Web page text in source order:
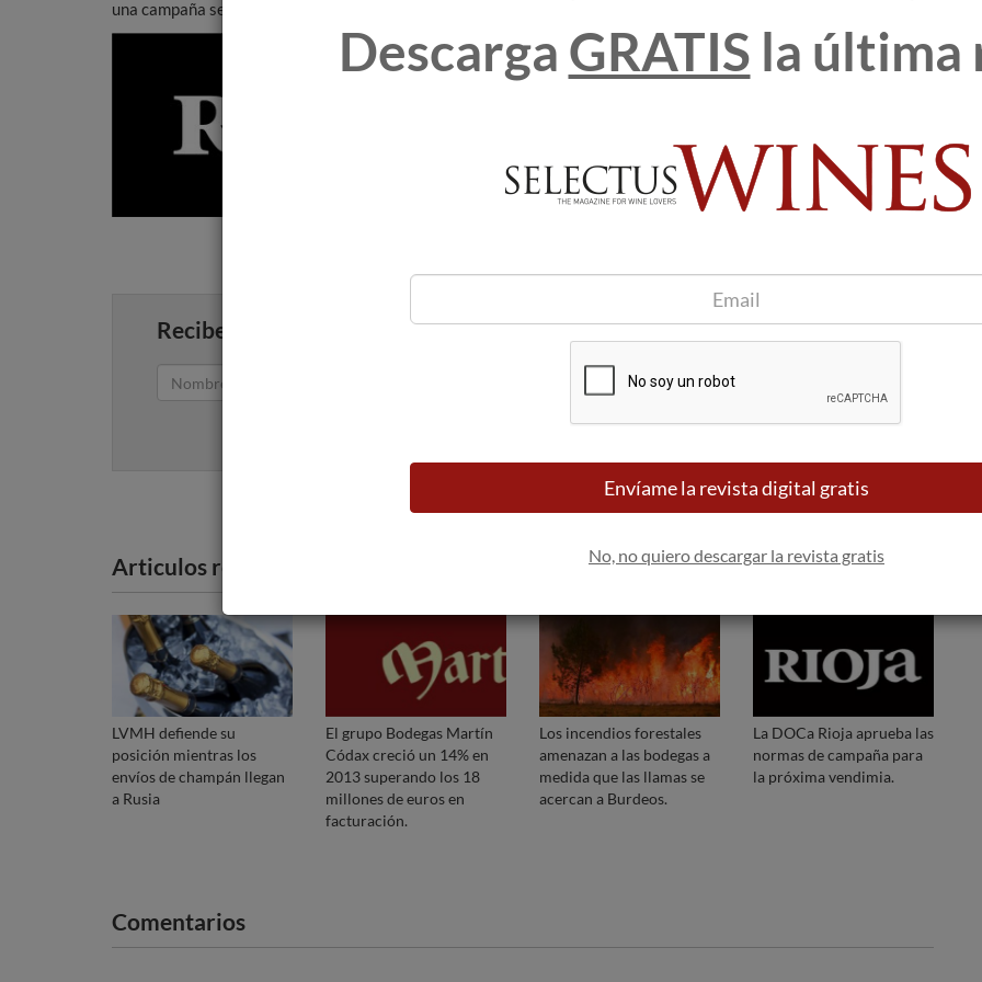
una campaña segura y saludable.
Recibe artículos como este en tu bandeja de entrada
Articulos recomendados
LVMH defiende su
posición mientras los
envíos de champán llegan
a Rusia
El grupo Bodegas Martín
Códax creció un 14% en
2013 superando los 18
millones de euros en
facturación.
Los incendios forestales
amenazan a las bodegas a
medida que las llamas se
acercan a Burdeos.
La DOCa Rioja aprueba las
normas de campaña para
la próxima vendimia.
Comentarios
Descarga GRATIS la última
Envíame la revista digital gratis
No, no quiero descargar la revista gratis